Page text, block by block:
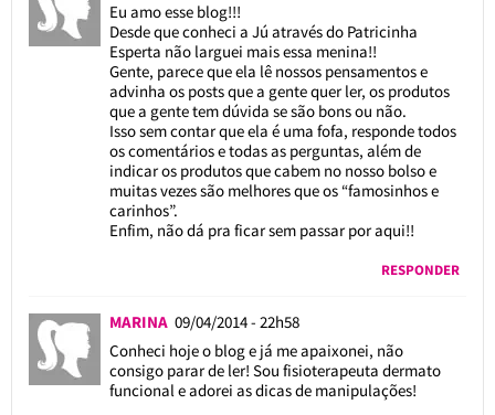
Eu amo esse blog!!!
Desde que conheci a Jú através do Patricinha
Esperta não larguei mais essa menina!!
Gente, parece que ela lê nossos pensamentos e
advinha os posts que a gente quer ler, os produtos
que a gente tem dúvida se são bons ou não.
Isso sem contar que ela é uma fofa, responde todos
os comentários e todas as perguntas, além de
indicar os produtos que cabem no nosso bolso e
muitas vezes são melhores que os “famosinhos e
carinhos”.
Enfim, não dá pra ficar sem passar por aqui!!
RESPONDER
MARINA 09/04/2014 - 22h58
Conheci hoje o blog e já me apaixonei, não
consigo parar de ler! Sou fisioterapeuta dermato
funcional e adorei as dicas de manipulações!